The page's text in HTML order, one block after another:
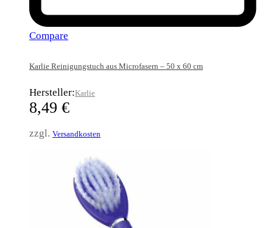
Compare
Karlie Reinigungstuch aus Microfasern – 50 x 60 cm
Hersteller:Karlie
8,49 €
zzgl. Versandkosten